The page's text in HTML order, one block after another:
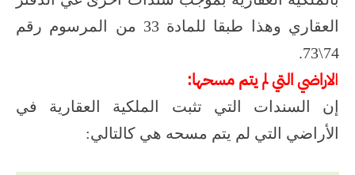
العقاري وهذا طبقا للمادة 33 من المرسوم رقم
74\73.
الاراضي التي لم يتم مسحها:
إن السندات التي تثبت الملكية العقارية في
الأراضي التي لم يتم مسحه هي كالتالي: